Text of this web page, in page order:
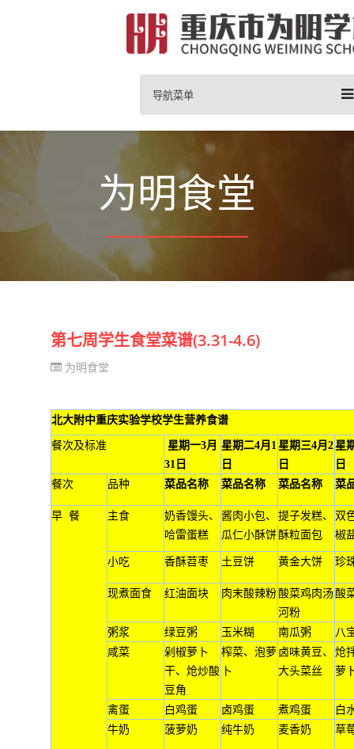
导航菜单
为明食堂
第七周学生食堂菜谱(3.31-4.6)
为明食堂
北大附中重庆实验学校学生营养食谱
餐次及标准
星期一3月
31日
星期二4月1
日
星期三4月2
日
星
日
餐次
品种 菜品名称 菜品名称 菜品名称 菜
早 餐 主食
奶香馒头、
哈雷蛋糕
酱肉小包、
瓜仁小酥饼
提子发糕、
酥粒面包
双
椒
小吃 香酥苕枣 土豆饼 黄金大饼 珍
现煮面食 红油面块 肉末酸辣粉酸菜鸡肉汤
河粉
酸
粥浆 绿豆粥 玉米糊 南瓜粥
八
咸菜
剁椒萝卜
干、炝炒酸
豆角
榨菜、泡萝
卜
卤味黄豆、
大头菜丝
炝
萝
禽蛋 白鸡蛋 卤鸡蛋 煮鸡蛋
白
牛奶
菠萝奶 纯牛奶 麦香奶 草